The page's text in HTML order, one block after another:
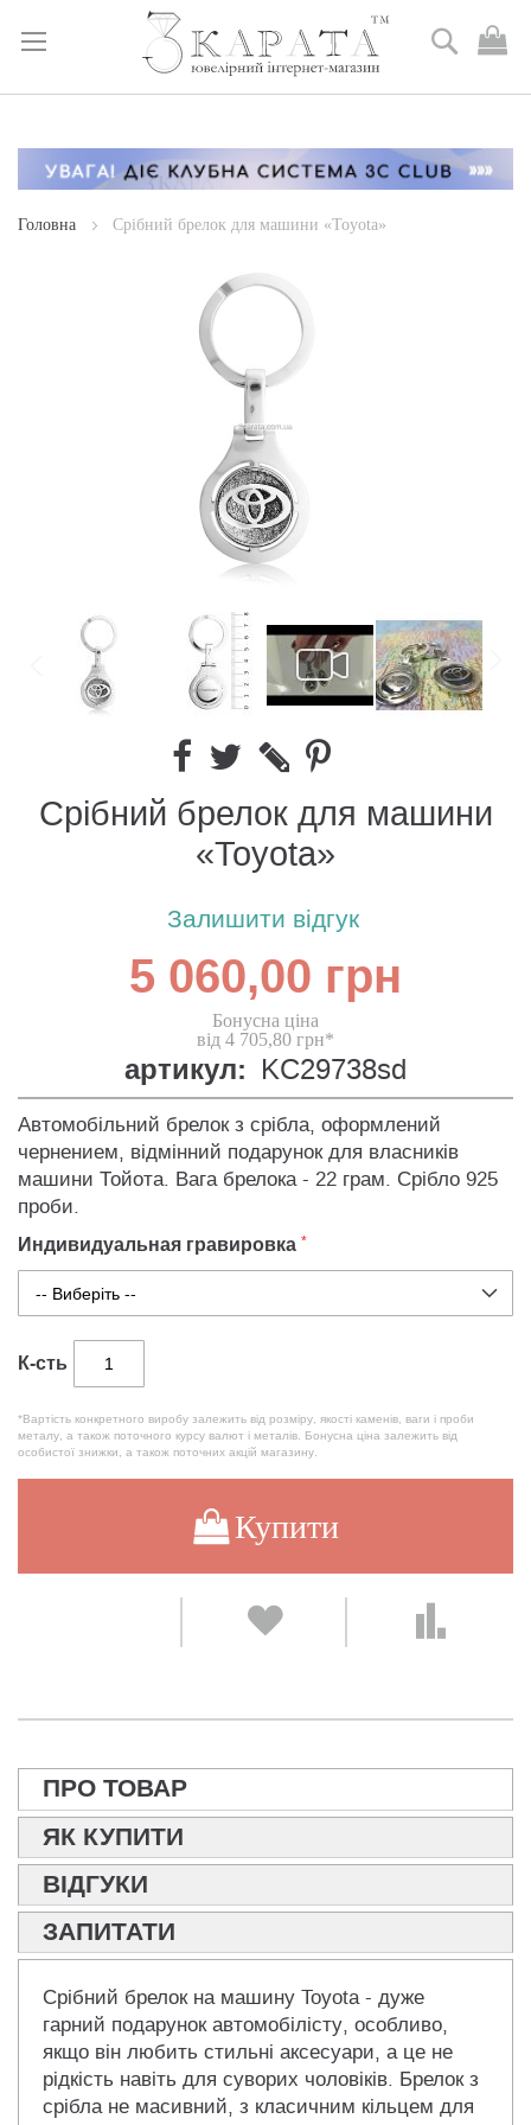
Skip
Content
Пошук
Головна Срібний брелок для машини «Toyota»
Срібний брелок для машини
«Toyota»
Залишити відгук
5 060,00 грн
Бонусна ціна
від 4 705,80 грн*
артикул: KC29738sd
Автомобільний брелок з срібла, оформлений
чернением, відмінний подарунок для власників
машини Тойота. Вага брелока - 22 грам. Срібло 925
проби.
Индивидуальная гравировка
К-сть
*Вартість конкретного виробу залежить від розміру, якості каменів, ваги і проби
металу, а також поточного курсу валют і металів. Бонусна ціна залежить від
особистої знижки, а також поточних акцій магазину.
Купити
ПРО ТОВАР
ЯК КУПИТИ
ВІДГУКИ
ЗАПИТАТИ
Срібний брелок на машину Toyota - дуже
гарний подарунок автомобілісту, особливо,
якщо він любить стильні аксесуари, а це не
рідкість навіть для суворих чоловіків. Брелок з
срібла не масивний, з класичним кільцем для